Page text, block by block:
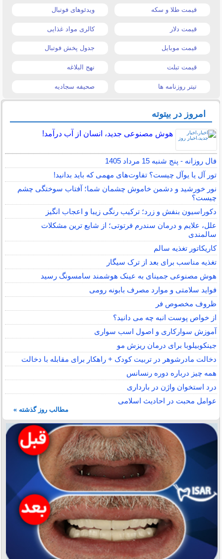
قیمت طلا و سکه ویدئوهای فوتبال
قیمت دلار کالری مواد غذایی
قیمت موبایل جدول پخش فوتبال
قیمت تبلت نهج البلاغه
تیتر روزنامه ها صحیفه سجادیه
امروز در بیتوته
هوش مصنوعی جدید، انسان از آب درآمد!
فال روزانه - پنج شنبه 15 مرداد 1405
تور آل یا یوآل چیست؟ تفاوت‌های مهمی که باید بدانید!
نور خورشید و دشمن خاموش چشمان شما؛ آفتاب سوختگی چشم
چیست؟
دکوراسیون بنفش و زرد؛ ترکیب رنگی زیبا و اعجاب انگیز
علل، علایم و درمان سندرم فرتوتی؛ از شایع ترین مشکلات
سالمندی
کاریکاتور تغذیه سالم
تغذیه مناسب برای بعد از ترک سیگار
هوش مصنوعی جمینای به عینک هوشمند سامسونگ رسید
فواید سلامتی و موارد مصرف بابونه رومی
ظروف مخصوص فر
از خواص پوست انبه چه می دانید؟
آموزش سوارکاری و اصول اسب سواری
جینکوبیلوبا برای درمان ریزش مو
دخالت مادرشوهر در تربیت کودک + راهکار برای مقابله با دخالت
همه چیز درباره دوره رنسانس
درد استخوان واژن در بارداری
عوامل محبت در احادیث اسلامى
مطالب روز گذشته »